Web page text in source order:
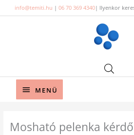
to
info@temiti.hu | 06 70 369 4340| Ilyenkor
Below
MENÜ
Mosható pelenka